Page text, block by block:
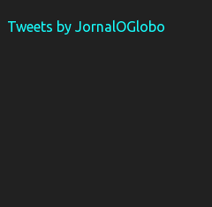
Tweets by JornalOGlobo